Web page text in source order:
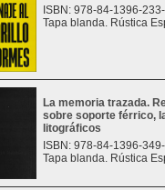
ISBN: 978-84-1396-
Tapa blanda. Rústica
La memoria trazada.
sobre soporte férrico,
litográficos
ISBN: 978-84-1396-
Tapa blanda. Rústica